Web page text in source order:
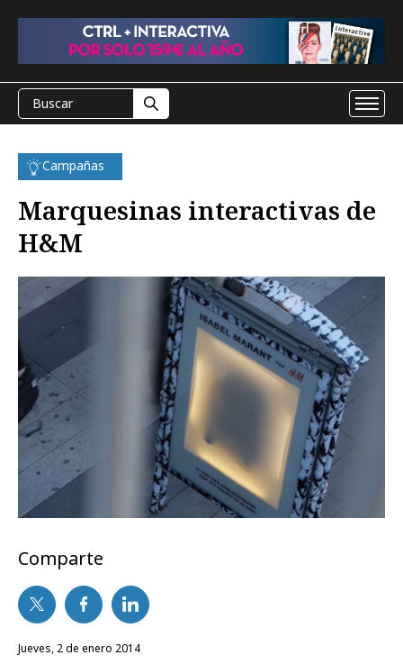
Campañas
Marquesinas interactivas de
H&M
Comparte
jueves, 2 de enero 2014